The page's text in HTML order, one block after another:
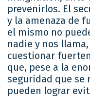
prevenirlos. El
y la amenaza de
el mismo no
nadie y nos
cuestionar
que, pese a la
seguridad que se
pueden lograr